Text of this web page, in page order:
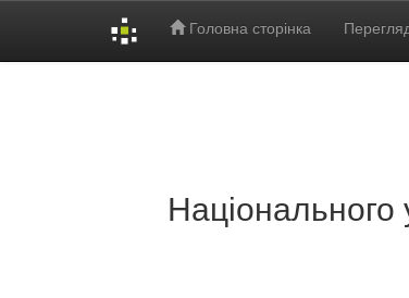
Головна сторінка
Національного